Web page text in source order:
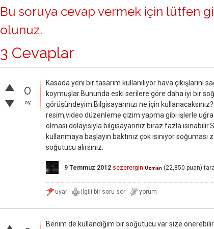
Bu soruya cevap vermek için lütfen
olunuz.
3 Cevaplar
0
oy
Kasada yeni bir tasarım kullanılıyor hava çıkışlarını
koymuşlar.Bununda eski serilere göre daha iyi bir
görüşündeyim.Bilgisayarınızı ne için
resim,video düzenleme çizim yapma gibi işlerle
olması dolayısıyla bilgisayarınız biraz fazla
kullanmaya başlayın baktınız çok ısınıyor
soğutucu alırsınız.
9 Temmuz 2012 sezerergin Uzman (22,850 puan)
Benim de kullandığım bir soğutucu var size